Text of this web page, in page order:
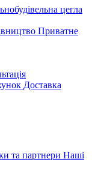
цегла
Приватне
Доставка
та партнери Наші